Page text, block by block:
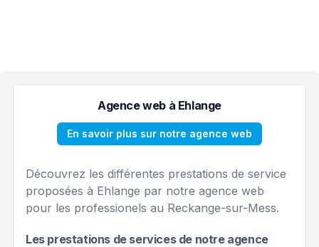
Agence web à Ehlange
En savoir plus sur notre agence web
Découvrez les différentes prestations de service
proposées à Ehlange par notre agence web
pour les professionels au Reckange-sur-Mess.
Les prestations de services de notre agence